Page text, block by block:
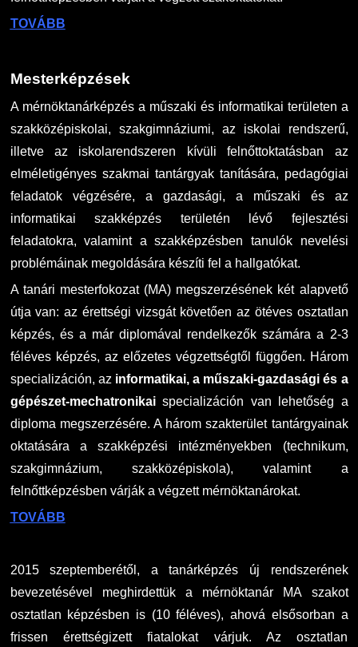
TOVÁBB
Mesterképzések
A mérnöktanárképzés a műszaki és informatikai területen a
szakközépiskolai, szakgimnáziumi, az iskolai rendszerű,
illetve az iskolarendszeren kívüli felnőttoktatásban az
elméletigényes szakmai tantárgyak tanítására, pedagógiai
feladatok végzésére, a gazdasági, a műszaki és az
informatikai szakképzés területén lévő fejlesztési
feladatokra, valamint a szakképzésben tanulók nevelési
problémáinak megoldására készíti fel a hallgatókat.
A tanári mesterfokozat (MA) megszerzésének két alapvető
útja van: az érettségi vizsgát követően az ötéves osztatlan
képzés, és a már diplomával rendelkezők számára a 2-3
féléves képzés, az előzetes végzettségtől függően. Három
specializáción, az informatikai, a műszaki-gazdasági és a
gépészet-mechatronikaispecializáción van lehetőség a
diploma megszerzésére. A három szakterület tantárgyainak
oktatására a szakképzési intézményekben (technikum,
szakgimnázium, szakközépiskola), valamint a
felnőttképzésben várják a végzett mérnöktanárokat.
TOVÁBB
2015 szeptemberétől, a tanárképzés új rendszerének
bevezetésével meghirdettük a mérnöktanár MA szakot
osztatlan képzésben is (10 féléves), ahová elsősorban a
frissen érettségizett fiatalokat várjuk. Az osztatlan